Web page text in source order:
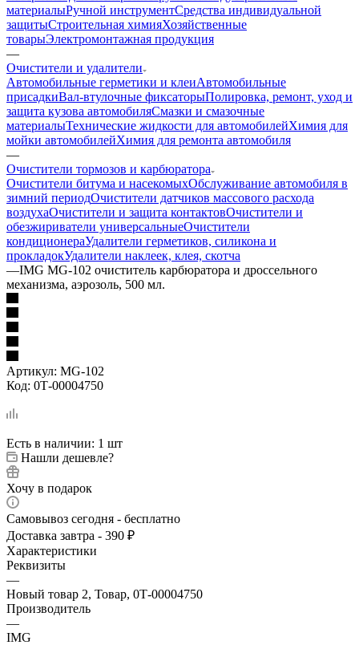
материалыРучной инструментСредства индивидуальной
защитыСтроительная химияХозяйственные
товарыЭлектромонтажная продукция
—
Очистители и удалители
Автомобильные герметики и клеиАвтомобильные
присадкиВал-втулочные фиксаторыПолировка, ремонт, уход и
защита кузова автомобиляСмазки и смазочные
материалыТехнические жидкости для автомобилейХимия для
мойки автомобилейХимия для ремонта автомобиля
—
Очистители тормозов и карбюратора
Очистители битума и насекомыхОбслуживание автомобиля в
зимний периодОчистители датчиков массового расхода
воздухаОчистители и защита контактовОчистители и
обезжириватели универсальныеОчистители
кондиционераУдалители герметиков, силикона и
прокладокУдалители наклеек, клея, скотча
—IMG MG-102 очиститель карбюратора и дроссельного
механизма, аэрозоль, 500 мл.
Артикул: MG-102
Код: 0Т-00004750
Есть в наличии: 1 шт
Нашли дешевле?
Хочу в подарок
Самовывоз сегодня - бесплатно
Доставка завтра - 390 ₽
Характеристики
Реквизиты
—
Новый товар 2, Товар, 0Т-00004750
Производитель
—
IMG